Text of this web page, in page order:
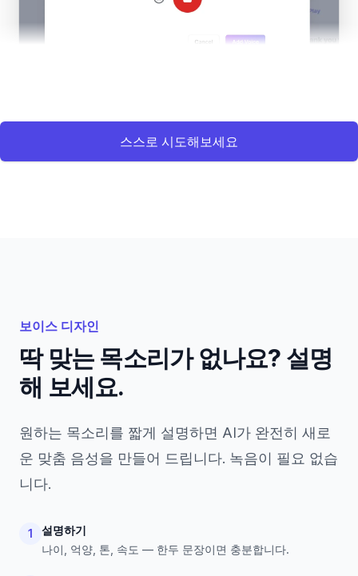
스스로 시도해보세요
보이스 디자인
딱 맞는 목소리가 없나요? 설명
해 보세요.
원하는 목소리를 짧게 설명하면 AI가 완전히 새로
운 맞춤 음성을 만들어 드립니다. 녹음이 필요 없습
니다.
1
설명하기
나이, 억양, 톤, 속도 — 한두 문장이면 충분합니다.